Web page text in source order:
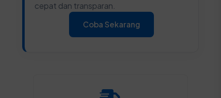
cepat dan transparan.
Coba Sekarang